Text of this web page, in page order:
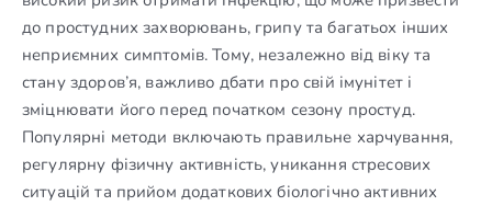
до простудних захворювань, грипу та багатьох інших
неприємних симптомів. Тому, незалежно від віку та
стану здоров’я, важливо дбати про свій імунітет і
зміцнювати його перед початком сезону простуд.
Популярні методи включають правильне харчування,
регулярну фізичну активність, уникання стресових
ситуацій та прийом додаткових біологічно активних